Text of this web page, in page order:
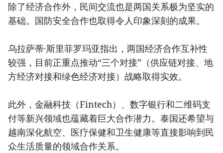
除了经济合作外，民间交流也是两国关系极为坚实的
基础。国防安全合作也取得令人印象深刻的成果。
乌拉萨蒂·斯里菲罗玛亚指出，两国经济合作互补性
较强，目前正重点推动“三个对接”（供应链对接、地
方经济对接和绿色经济对接）战略取得实效。
此外，金融科技（Fintech）、数字银行和二维码支
付等新兴领域也蕴藏着巨大合作潜力。泰国还希望与
越南深化航空、医疗保健和卫生健康等直接影响到民
众生活质量的领域合作关系。